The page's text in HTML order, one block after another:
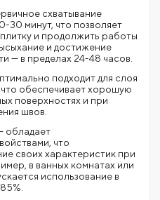
схватывание
30 минут, что позволяет
и продолжить работы
и достижение
— в пределах 24-48 часов.
подходит для слоя
обеспечивает хорошую
поверхностях и при
швов.
обладает
что
своих характеристик при
в ванных комнатах или
использование в